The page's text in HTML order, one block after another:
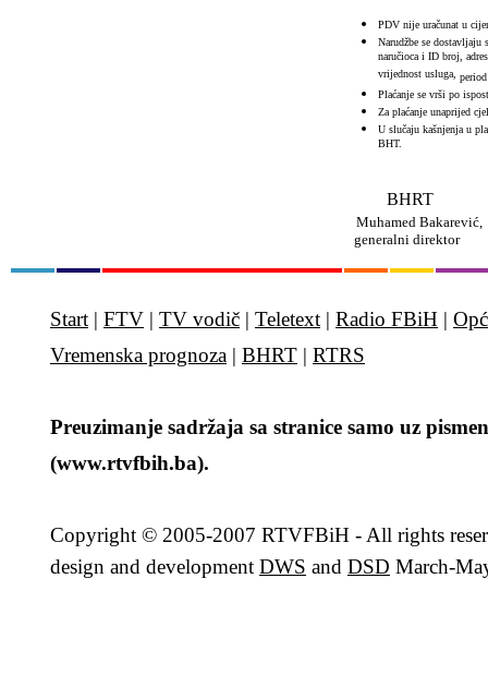
PDV nije uračunat u
Narudžbe se dostavljaju
naručioca i ID broj,
vrijednost usluga,
Plaćanje se vrši po
Za plaćanje unaprijed
U slučaju kašnjenja u
BHT.
BHRT
Muhamed
generalni
Start | FTV | TV vodič | Teletext | Radio FBiH |
Vremenska prognoza | BHRT | RTRS
Preuzimanje sadržaja sa stranice samo uz
(www.rtvfbih.ba).
Copyright © 2005-2007 RTVFBiH - All rights
design and development DWS and DSD March-